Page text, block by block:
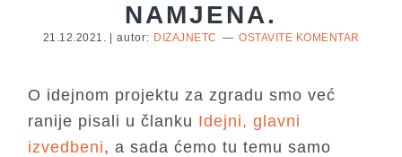
NAMJENA.
21.12.2021. | autor: DIZAJNETC OSTAVITE KOMENTAR
O idejnom projektu za zgradu smo već
ranije pisali u članku Idejni, glavni
izvedbeni, a sada ćemo tu temu samo